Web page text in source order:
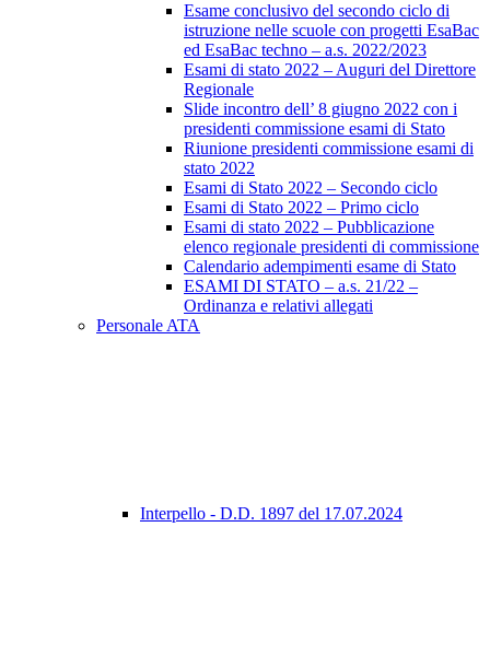
Esame conclusivo del secondo ciclo di
istruzione nelle scuole con progetti EsaBac
ed EsaBac techno – a.s. 2022/2023
Esami di stato 2022 – Auguri del Direttore
Regionale
Slide incontro dell’ 8 giugno 2022 con i
presidenti commissione esami di Stato
Riunione presidenti commissione esami di
stato 2022
Esami di Stato 2022 – Secondo ciclo
Esami di Stato 2022 – Primo ciclo
Esami di stato 2022 – Pubblicazione
elenco regionale presidenti di commissione
Calendario adempimenti esame di Stato
ESAMI DI STATO – a.s. 21/22 –
Ordinanza e relativi allegati
Personale ATA
Interpello - D.D. 1897 del 17.07.2024